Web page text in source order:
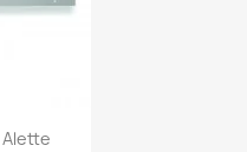
Alette